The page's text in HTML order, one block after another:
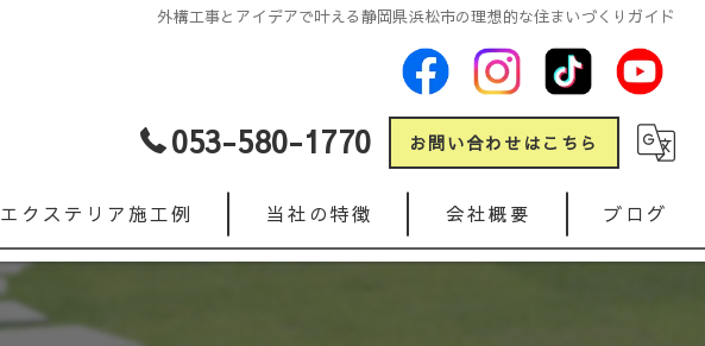
外構工事とアイデアで叶える静岡県浜松市の理想的な住まいづくりガイド
053-580-1770 お問い合わせはこちら
エクステリア施工例 当社の特徴 会社概要 ブログ